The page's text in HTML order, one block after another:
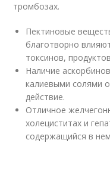
тромбозах.
Пектиновые
благотворно
токсинов,
Наличие
калиевыми солями
действие.
Отличное
холециститах и
содержащийся в